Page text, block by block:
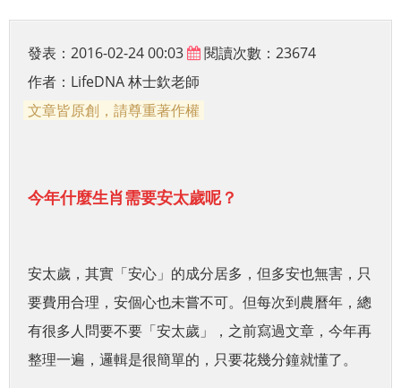
發表：2016-02-24 00:03
閱讀次數：23674
作者： LifeDNA 林士欽老師
文章皆原創，請尊重著作權
今年什麼生肖需要安太歲呢？
安太歲，其實「安心」的成分居多，但多安也無害，只
要費用合理，安個心也未嘗不可。但每次到農曆年，總
有很多人問要不要「安太歲」，之前寫過文章，今年再
整理一遍，邏輯是很簡單的，只要花幾分鐘就懂了。